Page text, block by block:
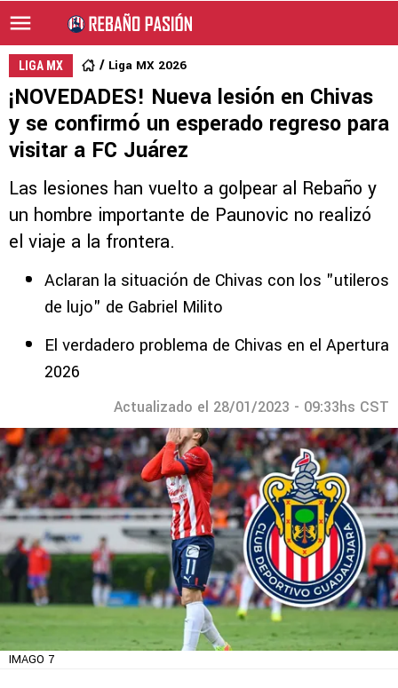
LIGA MX Liga MX 2026
¡NOVEDADES! Nueva lesión en Chivas
y se confirmó un esperado regreso para
visitar a FC Juárez
Las lesiones han vuelto a golpear al Rebaño y
un hombre importante de Paunovic no realizó
el viaje a la frontera.
Aclaran la situación de Chivas con los "utileros
de lujo" de Gabriel Milito
El verdadero problema de Chivas en el Apertura
2026
Actualizado el 28/01/2023 - 09:33hs CST
IMAGO 7